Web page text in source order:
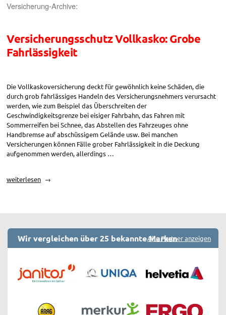
Versicherung-Archive:
Versicherungsschutz Vollkasko: Grobe
Fahrlässigkeit
Die Vollkaskoversicherung deckt für gewöhnlich keine Schäden, die
durch grob fahrlässiges Handeln des Versicherungsnehmers verursacht
werden, wie zum Beispiel das Überschreiten der
Geschwindigkeitsgrenze bei eisiger Fahrbahn, das Fahren mit
Sommerreifen bei Schnee, das Abstellen des Fahrzeuges ohne
Handbremse auf abschüssigem Gelände usw. Bei manchen
Versicherungen können Fälle grober Fahrlässigkeit in die Deckung
aufgenommen werden, allerdings …
„Versicherungsschutz
weiterlesen
Wir vergleichen über 25 bekannte MarkenAlle Partner anzeigen